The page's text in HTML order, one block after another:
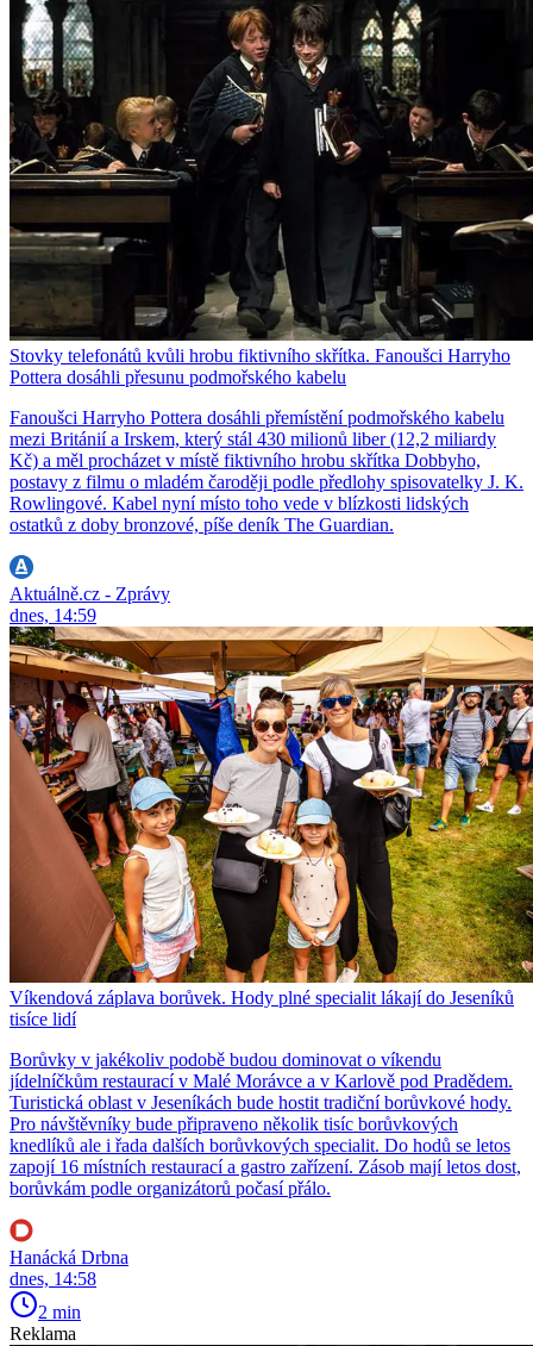
Stovky telefonátů kvůli hrobu fiktivního skřítka. Fanoušci Harryho
Pottera dosáhli přesunu podmořského kabelu
Fanoušci Harryho Pottera dosáhli přemístění podmořského kabelu
mezi Británií a Irskem, který stál 430 milionů liber (12,2 miliardy
Kč) a měl procházet v místě fiktivního hrobu skřítka Dobbyho,
postavy z filmu o mladém čaroději podle předlohy spisovatelky J. K.
Rowlingové. Kabel nyní místo toho vede v blízkosti lidských
ostatků z doby bronzové, píše deník The Guardian.
Aktuálně.cz - Zprávy
dnes, 14:59
Víkendová záplava borůvek. Hody plné specialit lákají do Jeseníků
tisíce lidí
Borůvky v jakékoliv podobě budou dominovat o víkendu
jídelníčkům restaurací v Malé Morávce a v Karlově pod Pradědem.
Turistická oblast v Jeseníkách bude hostit tradiční borůvkové hody.
Pro návštěvníky bude připraveno několik tisíc borůvkových
knedlíků ale i řada dalších borůvkových specialit. Do hodů se letos
zapojí 16 místních restaurací a gastro zařízení. Zásob mají letos dost,
borůvkám podle organizátorů počasí přálo.
Hanácká Drbna
dnes, 14:58
2 min
Reklama